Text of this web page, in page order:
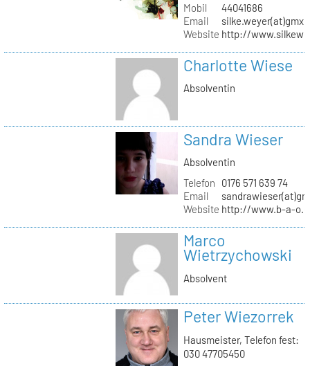
Mobil
44041686
Email
Website http://
Charlotte Wiese
Absolventin
Sandra Wieser
Absolventin
Telefon
0176 571 639 74
Email
Website http://www.b-a-
Marco
Wietrzychowski
Absolvent
Peter Wiezorrek
Hausmeister, Telefon fest:
030 47705450